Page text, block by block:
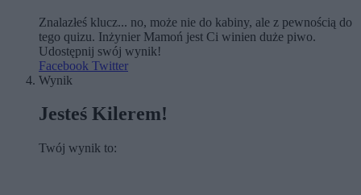
Znalazłeś klucz... no, może nie do kabiny, ale z pewnością do
tego quizu. Inżynier Mamoń jest Ci winien duże piwo.
Udostępnij swój wynik!
Facebook Twitter
Wynik
Jesteś Kilerem!
Twój wynik to: